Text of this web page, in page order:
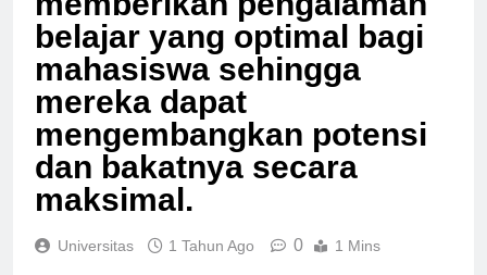
belajar yang optimal bagi
mahasiswa sehingga
mereka dapat
mengembangkan potensi
dan bakatnya secara
maksimal.
Universitas 1 Tahun Ago 0 1 Mins